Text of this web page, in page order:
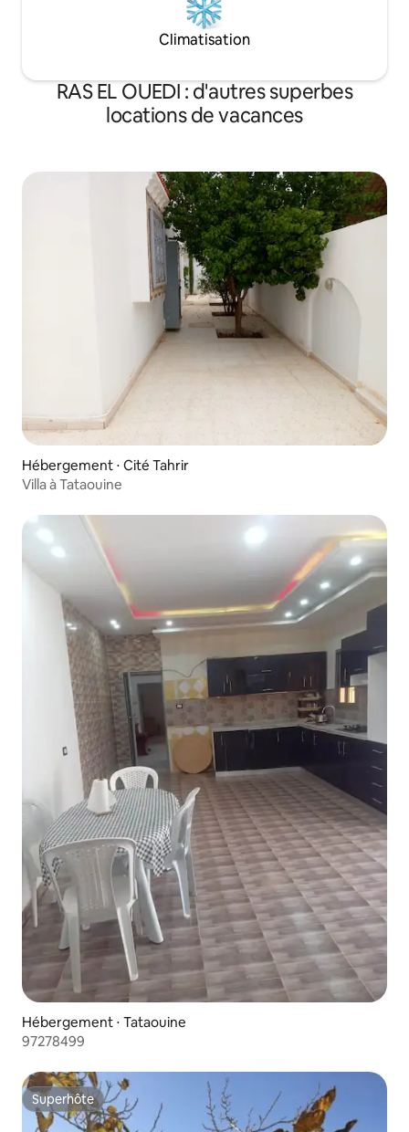
Climatisation
RAS EL OUEDI : d'autres superbes
locations de vacances
Hébergement ⋅ Cité Tahrir
Villa à Tataouine
Hébergement ⋅ Tataouine
97278499
Superhôte
Superhôte